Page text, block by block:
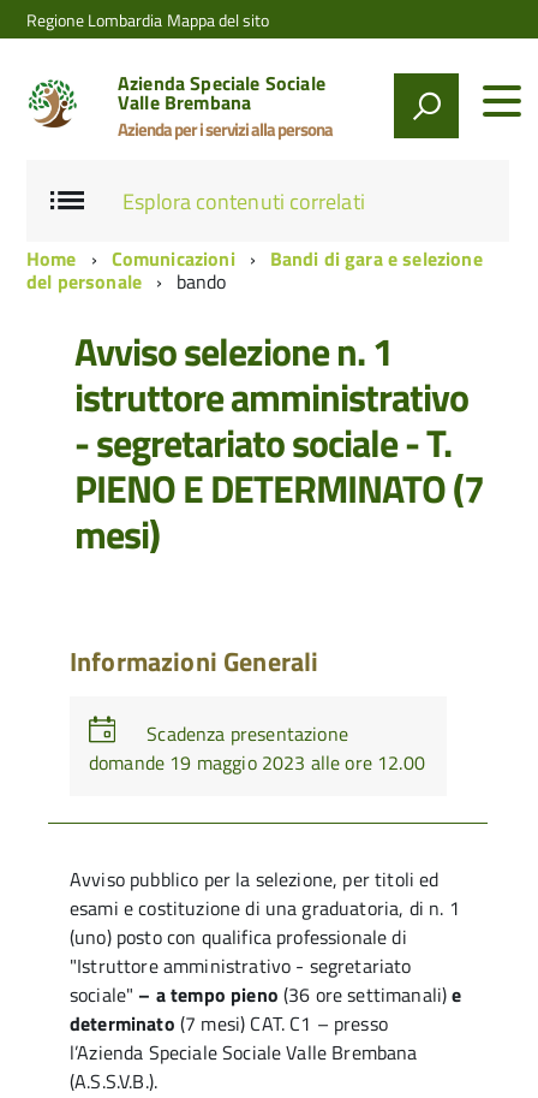
Regione Lombardia Mappa del sito
Azienda Speciale Sociale
Valle Brembana
Azienda per i servizi alla persona
Esplora contenuti correlati
Home Comunicazioni Bandi di gara e selezione
del personale bando
Avviso selezione n. 1
istruttore amministrativo
- segretariato sociale - T.
PIENO E DETERMINATO (7
mesi)
Informazioni Generali
Scadenza presentazione
domande 19 maggio 2023 alle ore 12.00
Avviso pubblico per la selezione, per titoli ed
esami e costituzione di una graduatoria, di n. 1
(uno) posto con qualifica professionale di
"Istruttore amministrativo - segretariato
sociale" – a tempo pieno(36 ore settimanali)e
determinato (7 mesi) CAT. C1 – presso
l’Azienda Speciale Sociale Valle Brembana
(A.S.S.V.B.).